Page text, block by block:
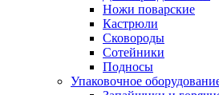
Ножи поварские
Кастрюли
Сковороды
Сотейники
Подносы
Упаковочное